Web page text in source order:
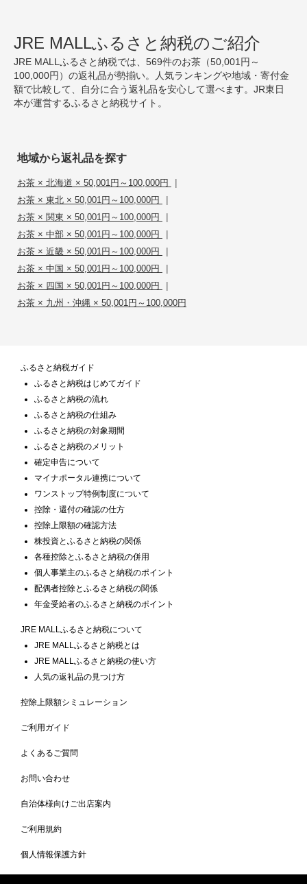
JRE MALLふるさと納税のご紹介
JRE MALLふるさと納税では、569件のお茶（50,001円～
100,000円）の返礼品が勢揃い。人気ランキングや地域・寄付金
額で比較して、自分に合う返礼品を安心して選べます。JR東日
本が運営するふるさと納税サイト。
地域から返礼品を探す
お茶 × 北海道 × 50,001円～100,000円 |
お茶 × 東北 × 50,001円～100,000円 |
お茶 × 関東 × 50,001円～100,000円 |
お茶 × 中部 × 50,001円～100,000円 |
お茶 × 近畿 × 50,001円～100,000円 |
お茶 × 中国 × 50,001円～100,000円 |
お茶 × 四国 × 50,001円～100,000円 |
お茶 × 九州・沖縄 × 50,001円～100,000円
ふるさと納税ガイド
ふるさと納税はじめてガイド
ふるさと納税の流れ
ふるさと納税の仕組み
ふるさと納税の対象期間
ふるさと納税のメリット
確定申告について
マイナポータル連携について
ワンストップ特例制度について
控除・還付の確認の仕方
控除上限額の確認方法
株投資とふるさと納税の関係
各種控除とふるさと納税の併用
個人事業主のふるさと納税のポイント
配偶者控除とふるさと納税の関係
年金受給者のふるさと納税のポイント
JRE MALLふるさと納税について
JRE MALLふるさと納税とは
JRE MALLふるさと納税の使い方
人気の返礼品の見つけ方
控除上限額シミュレーション
ご利用ガイド
よくあるご質問
お問い合わせ
自治体様向けご出店案内
ご利用規約
個人情報保護方針